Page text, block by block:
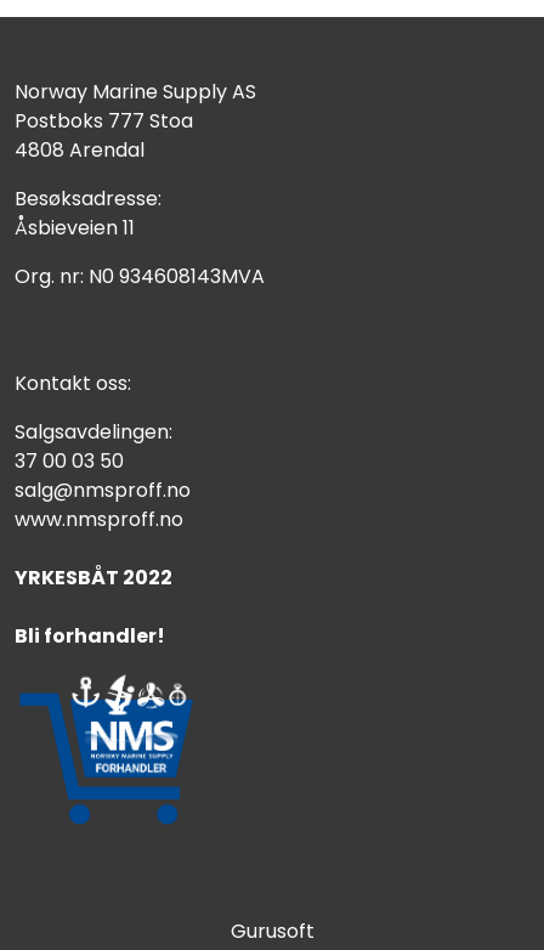
Norway Marine Supply AS
Postboks 777 Stoa
4808 Arendal
Besøksadresse:
Åsbieveien 11
Org. nr: N0 934608143MVA
Kontakt oss:
Salgsavdelingen:
37 00 03 50
salg@nmsproff.no
www.nmsproff.no
YRKESBÅT 2022
Bli forhandler!
Gurusoft